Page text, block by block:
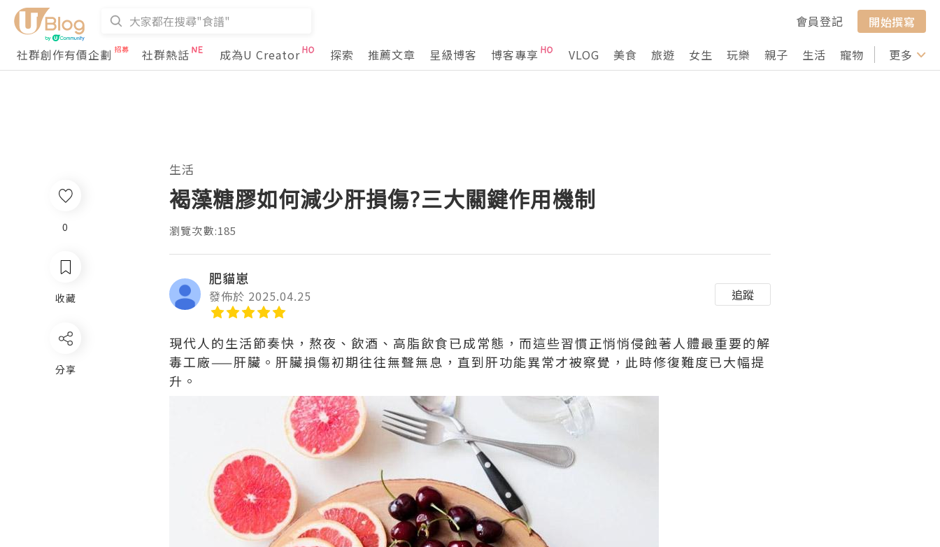
會員登記
開始撰寫
社群創作有價企劃
社群熱話 成為U Creator 探索 推薦文章 星級博客 博客專享 VLOG 美食 旅遊 女生 玩樂 親子 生活 寵物 行山 打卡
更多
生活
褐藻糖膠如何減少肝損傷?三大關鍵作用機制
瀏覽次數:185
肥貓崽
發佈於 2025.04.25 追蹤
現代人的生活節奏快，熬夜、飲酒、高脂飲食已成常態，而這些習慣正悄悄侵蝕著人體最重要的解
毒工廠——肝臟。肝臟損傷初期往往無聲無息，直到肝功能異常才被察覺，此時修復難度已大幅提
升。
0
收藏
分享